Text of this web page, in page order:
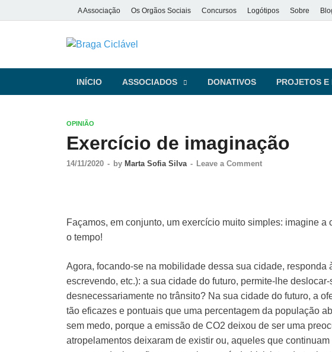
A Associação Os Orgãos Sociais Concursos Logótipos Sobre
Braga Ciclável
INÍCIO ASSOCIADOS DONATIVOS PROJETOS E
OPINIÃO
Exercício de imaginação
14/11/2020 - by Marta Sofia Silva - Leave a Comment
Façamos, em conjunto, um exercício muito simples: imagine
o tempo!
Agora, focando-se na mobilidade dessa sua cidade,
escrevendo, etc.): a sua cidade do futuro, permite-lhe
desnecessariamente no trânsito? Na sua cidade do futuro, a
tão eficazes e pontuais que uma percentagem da população
sem medo, porque a emissão de CO2 deixou de ser uma
atropelamentos deixaram de existir ou, aqueles que